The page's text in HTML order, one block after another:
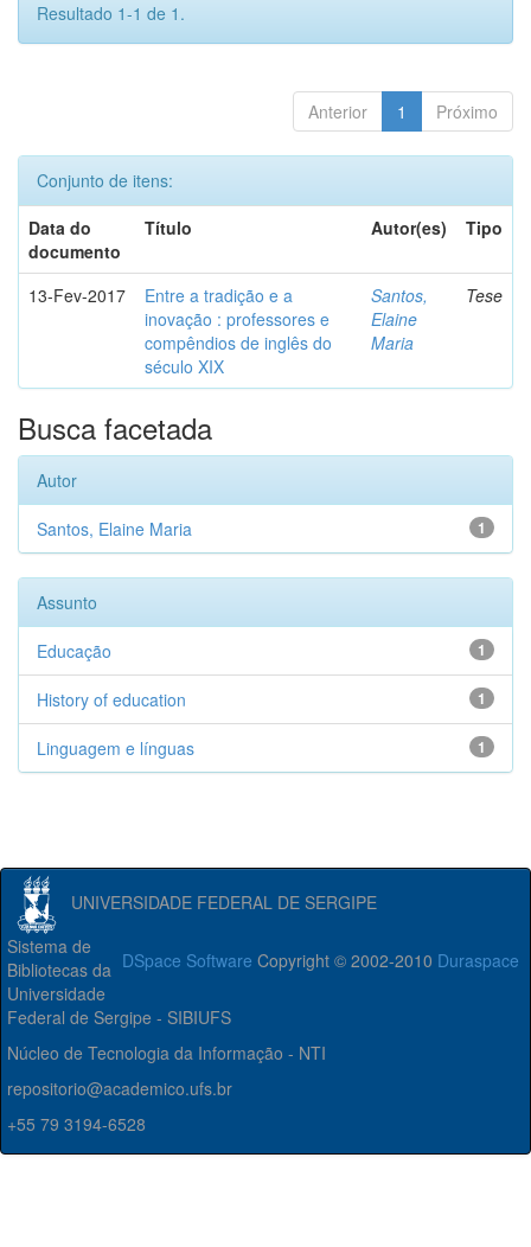
Resultado 1-1 de 1.
Anterior 1 Próximo
Conjunto de itens:
Data do
documento
Título Autor(es) Tipo
13-Fev-2017
Entre a tradição e a
inovação : professores e
compêndios de inglês do
século XIX
Santos,
Elaine
Maria
Tese
Busca facetada
Autor
1
Santos, Elaine Maria
Assunto
1
Educação
1
History of education
1
Linguagem e línguas
UNIVERSIDADE FEDERAL DE SERGIPE
DSpace Software Copyright © 2002-2010 Duraspace
Sistema de
Bibliotecas da
Universidade
Federal de Sergipe - SIBIUFS
Núcleo de Tecnologia da Informação - NTI
repositorio@academico.ufs.br
+55 79 3194-6528